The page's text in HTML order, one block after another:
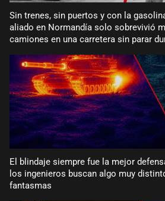
Sin trenes, sin puertos y con la
aliado en Normandía solo sobrevivió
camiones en una carretera sin parar
El blindaje siempre fue la mejor
los ingenieros buscan algo muy
fantasmas